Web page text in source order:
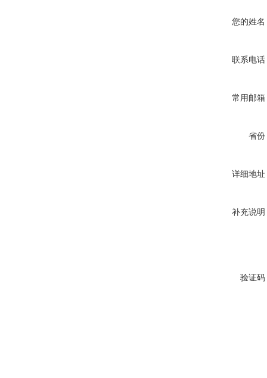
您的姓名
联系电话
常用邮箱
省份
详细地址
补充说明
验证码